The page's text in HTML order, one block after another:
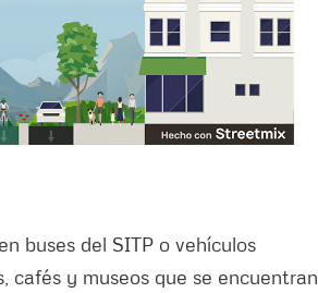
buses del SITP o vehículos
cafés y museos que se encuentran